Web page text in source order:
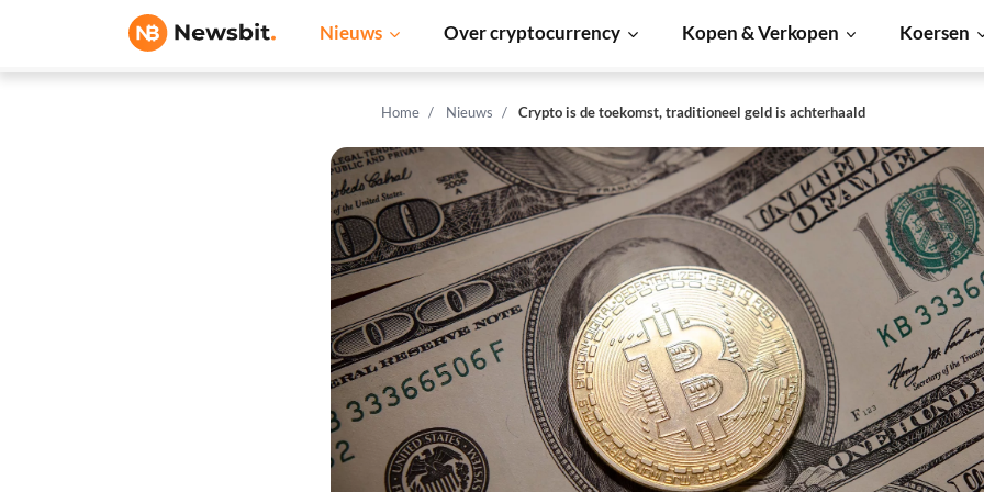
Nieuws Over cryptocurrency Kopen & Verkopen Koersen
Home Nieuws Crypto is de toekomst, traditioneel geld is achterhaald